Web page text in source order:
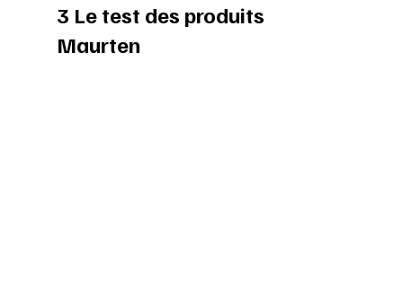
3 Le test des produits
Maurten